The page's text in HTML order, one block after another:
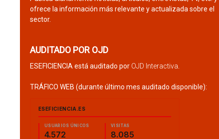
ofrece la información más relevante y actualizada sobre el
sector.
AUDITADO POR OJD
ESEFICIENCIA está auditado por OJD Interactiva
TRÁFICO WEB (durante último mes auditado disponible):